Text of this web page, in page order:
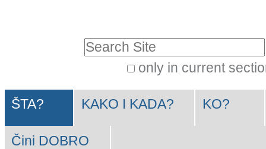
Skip
to
navigation
only in current
Search…
Navigation
ŠTA? KAKO I KADA? KO?
Čini DOBRO